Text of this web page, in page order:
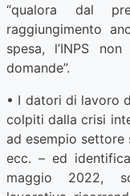
“qualora dal
raggiungimento
spesa, l’INPS
domande”.
• I datori di lavoro
colpiti dalla crisi
ad esempio settore
ecc. – ed
maggio 2022,